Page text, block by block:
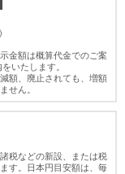
金額は概算代金でのご案
いたします。
額、廃止されても、増額
せん。
税などの新設、または税
す。日本円目安額は、毎